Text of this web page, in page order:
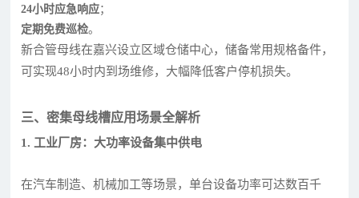
24小时应急响应；
定期免费巡检。
新合管母线在嘉兴设立区域仓储中心，储备常用规格备件，
可实现48小时内到场维修，大幅降低客户停机损失。
三、密集母线槽应用场景全解析
1. 工业厂房：大功率设备集中供电
在汽车制造、机械加工等场景，单台设备功率可达数百千